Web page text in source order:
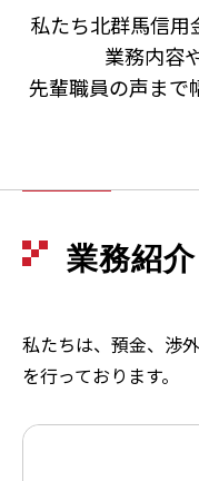
私たち北群馬信用
業務内容
先輩職員の声まで
業務紹介
私たちは、預金、渉
を行っております。